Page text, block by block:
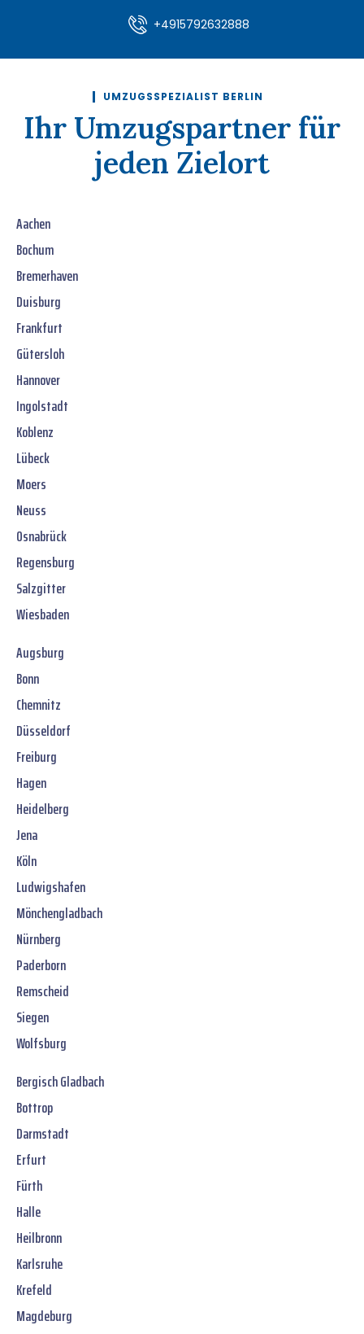
+4915792632888
UMZUGSSPEZIALIST BERLIN
Ihr Umzugspartner für
jeden Zielort
Aachen
Bochum
Bremerhaven
Duisburg
Frankfurt
Gütersloh
Hannover
Ingolstadt
Koblenz
Lübeck
Moers
Neuss
Osnabrück
Regensburg
Salzgitter
Wiesbaden
Augsburg
Bonn
Chemnitz
Düsseldorf
Freiburg
Hagen
Heidelberg
Jena
Köln
Ludwigshafen
Mönchengladbach
Nürnberg
Paderborn
Remscheid
Siegen
Wolfsburg
Bergisch Gladbach
Bottrop
Darmstadt
Erfurt
Fürth
Halle
Heilbronn
Karlsruhe
Krefeld
Magdeburg